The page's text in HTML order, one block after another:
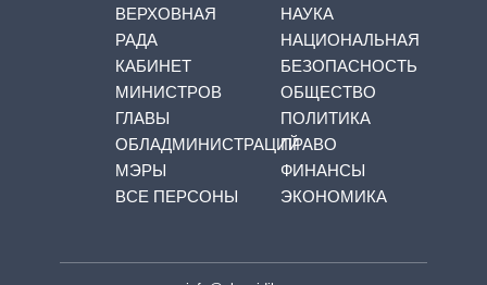
ВЕРХОВНАЯ
РАДА
КАБИНЕТ
МИНИСТРОВ
ГЛАВЫ
ОБЛАДМИНИСТРАЦИЙ
МЭРЫ
ВСЕ ПЕРСОНЫ
НАУКА
НАЦИОНАЛЬНАЯ
БЕЗОПАСНОСТЬ
ОБЩЕСТВО
ПОЛИТИКА
ПРАВО
ФИНАНСЫ
ЭКОНОМИКА